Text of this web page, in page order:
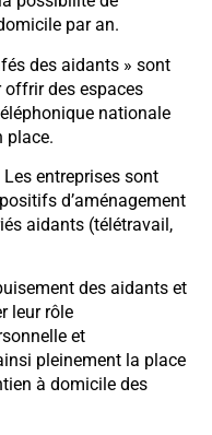
par an.
des aidants » sont
offrir des espaces
nationale
place.
Les entreprises sont
d’aménagement
aidants (télétravail,
des aidants et
leur rôle
et
pleinement la place
à domicile des